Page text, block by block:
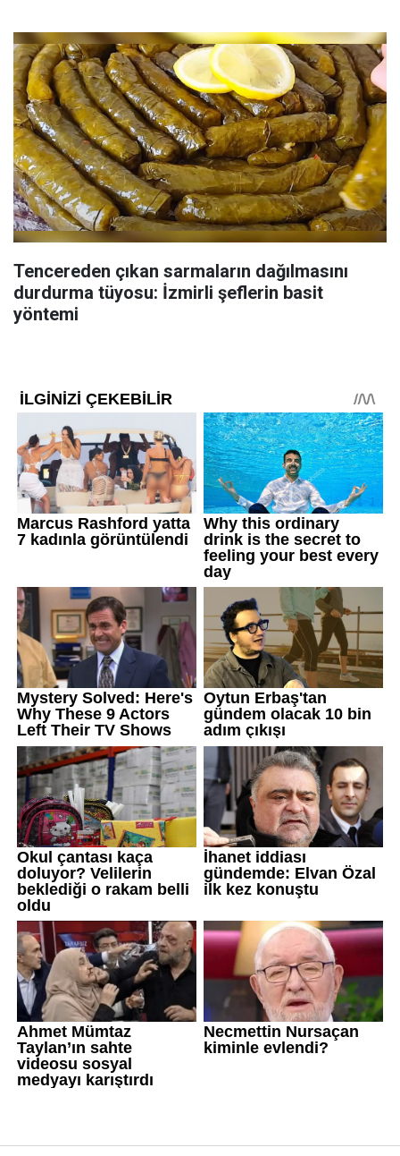
Tencereden çıkan sarmaların dağılmasını
durdurma tüyosu: İzmirli şeflerin basit
yöntemi